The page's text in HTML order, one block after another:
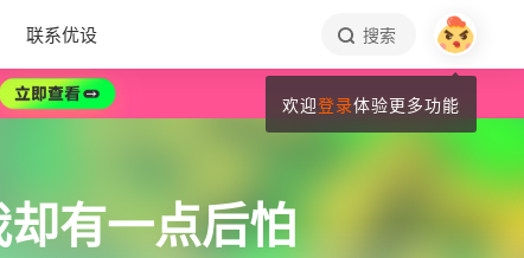
联系优设 搜索
有一点后怕
欢迎登录体验更多功能